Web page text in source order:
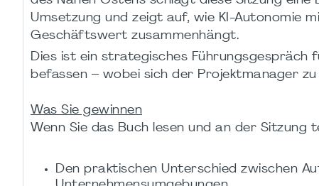
Umsetzung und zeigt auf, wie KI-Autonomie
Geschäftswert zusammenhängt.
Dies ist ein strategisches
befassen – wobei sich der Projektmanager
Was Sie gewinnen
Wenn Sie das Buch lesen und an der Sitzung
Den praktischen Unterschied zwischen